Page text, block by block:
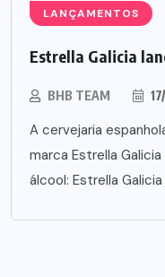
LANÇAMENTOS
Estrella Galicia
BHB TEAM
A cervejaria
marca Estrella
álcool: Estrella